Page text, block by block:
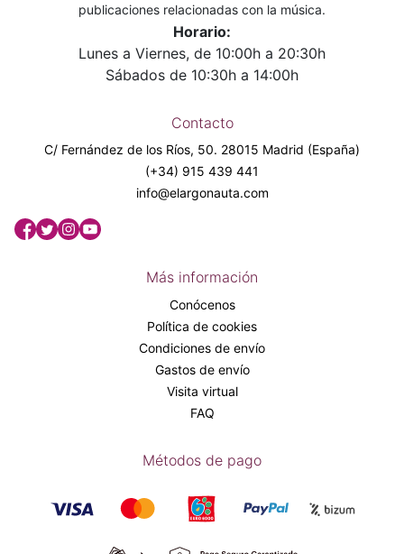
publicaciones relacionadas con la música.
Horario:
Lunes a Viernes, de 10:00h a 20:30h
Sábados de 10:30h a 14:00h
Contacto
C/ Fernández de los Ríos, 50. 28015 Madrid (España)
(+34) 915 439 441
info@elargonauta.com
Más información
Conócenos
Política de cookies
Condiciones de envío
Gastos de envío
Visita virtual
FAQ
Métodos de pago